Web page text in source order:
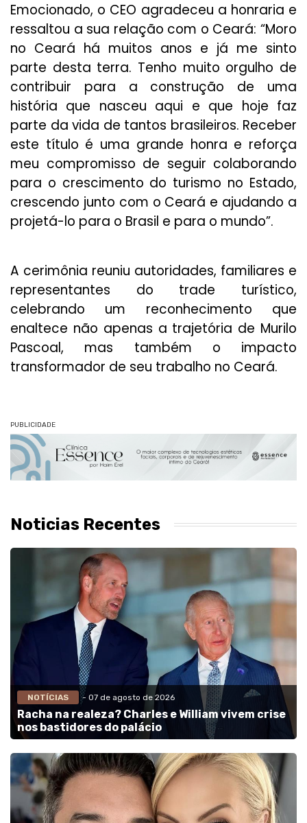
Emocionado, o CEO agradeceu a honraria e
ressaltou a sua relação com o Ceará: “Moro
no Ceará há muitos anos e já me sinto
parte desta terra. Tenho muito orgulho de
contribuir para a construção de uma
história que nasceu aqui e que hoje faz
parte da vida de tantos brasileiros. Receber
este título é uma grande honra e reforça
meu compromisso de seguir colaborando
para o crescimento do turismo no Estado,
crescendo junto com o Ceará e ajudando a
projetá-lo para o Brasil e para o mundo”.
A cerimônia reuniu autoridades, familiares e
representantes do trade turístico,
celebrando um reconhecimento que
enaltece não apenas a trajetória de Murilo
Pascoal, mas também o impacto
transformador de seu trabalho no Ceará.
PUBLICIDADE
Noticias Recentes
NOTÍCIAS - 07 de agosto de 2026
Racha na realeza? Charles e William vivem crise
nos bastidores do palácio